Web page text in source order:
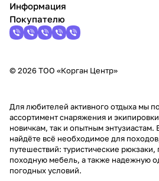
Информация
Покупателю
© 2026 ТОО «Корган Центр»
Для любителей активного отдыха мы
ассортимент снаряжения и
новичкам, так и опытным
найдёте всё необходимое для
путешествий: туристические рюкзаки,
походную мебель, а также надежную
погодных условий.